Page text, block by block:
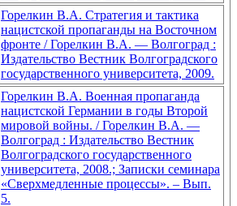
Горелкин В.А. Стратегия и тактика
нацистской пропаганды на Восточном
фронте / Горелкин В.А. — Волгоград :
Издательство Вестник Волгоградского
государственного университета, 2009.
Горелкин В.А. Военная пропаганда
нацистской Германии в годы Второй
мировой войны. / Горелкин В.А. —
Волгоград : Издательство Вестник
Волгоградского государственного
университета, 2008.; Записки семинара
«Сверхмедленные процессы». – Вып.
5.